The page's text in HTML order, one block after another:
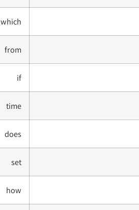
which
from
if
time
does
set
how